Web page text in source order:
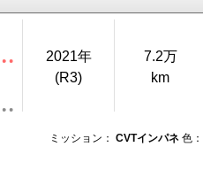
2021年
(R3)
7.2万
km
ミッション： CVTインパネ 色：